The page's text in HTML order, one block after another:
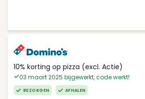
10% korting op pizza (excl. Actie)
03 maart 2025 bijgewerkt, code werkt!
BEZORGEN AFHALEN